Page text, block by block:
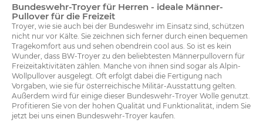
Bundeswehr-Troyer für Herren - ideale Männer-
Pullover für die Freizeit
Troyer, wie sie auch bei der Bundeswehr im Einsatz sind, schützen
nicht nur vor Kälte. Sie zeichnen sich ferner durch einen bequemen
Tragekomfort aus und sehen obendrein cool aus. So ist es kein
Wunder, dass BW-Troyer zu den beliebtesten Männerpullovern für
Freizeitaktivitäten zählen. Manche von ihnen sind sogar als Alpin-
Wollpullover ausgelegt. Oft erfolgt dabei die Fertigung nach
Vorgaben, wie sie für österreichische Militär-Ausstattung gelten.
Außerdem wird für einige dieser Bundeswehr-Troyer Wolle genutzt.
Profitieren Sie von der hohen Qualität und Funktionalität, indem Sie
jetzt bei uns einen Bundeswehr-Troyer kaufen.